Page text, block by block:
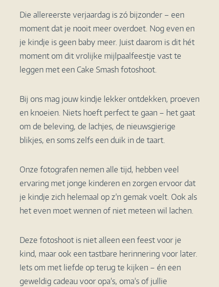
Die allereerste verjaardag is zó bijzonder – een
moment dat je nooit meer overdoet. Nog even en
je kindje is geen baby meer. Juist daarom is dit hét
moment om dit vrolijke mijlpaalfeestje vast te
leggen met een Cake Smash fotoshoot.
Bij ons mag jouw kindje lekker ontdekken, proeven
en knoeien. Niets hoeft perfect te gaan – het gaat
om de beleving, de lachjes, de nieuwsgierige
blikjes, en soms zelfs een duik in de taart.
Onze fotografen nemen alle tijd, hebben veel
ervaring met jonge kinderen en zorgen ervoor dat
je kindje zich helemaal op z’n gemak voelt. Ook als
het even moet wennen of niet meteen wil lachen.
Deze fotoshoot is niet alleen een feest voor je
kind, maar ook een tastbare herinnering voor later.
Iets om met liefde op terug te kijken – én een
geweldig cadeau voor opa’s, oma’s of jullie